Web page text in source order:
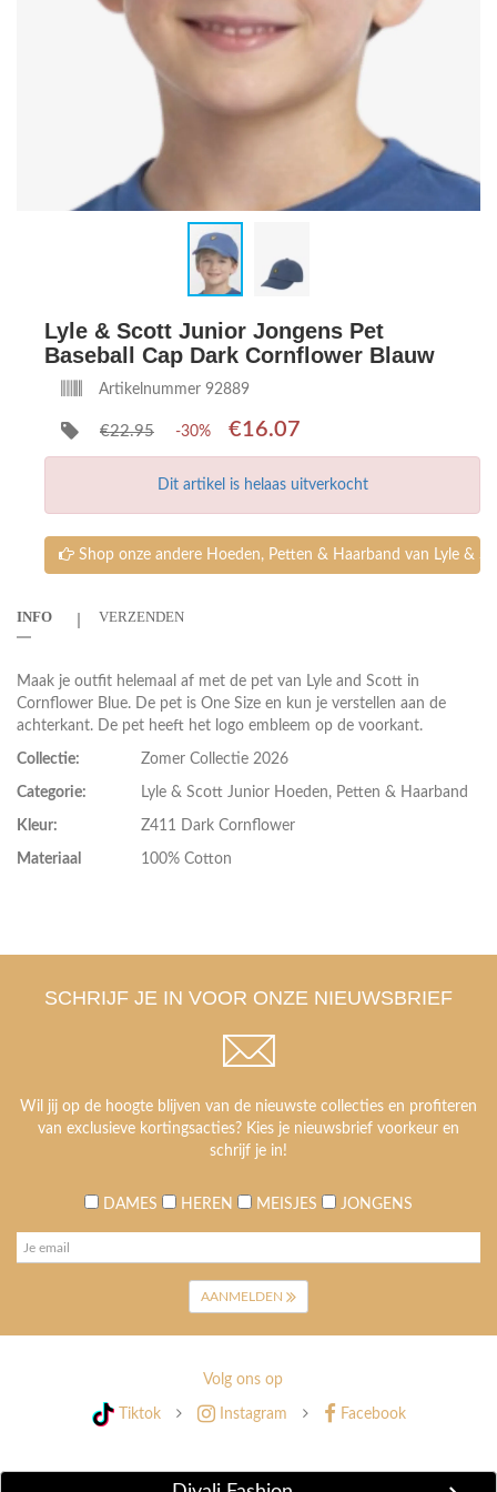
Lyle & Scott Junior Jongens Pet
Baseball Cap Dark Cornflower Blauw
Artikelnummer 92889
€22.95 -30% €16.07
Dit artikel is helaas uitverkocht
Shop onze andere Hoeden, Petten & Haarband van Lyle &
INFO VERZENDEN
Maak je outfit helemaal af met de pet van Lyle and Scott in
Cornflower Blue. De pet is One Size en kun je verstellen aan de
achterkant. De pet heeft het logo embleem op de voorkant.
Collectie: Zomer Collectie 2026
Categorie: Lyle & Scott Junior Hoeden, Petten & Haarband
Kleur: Z411 Dark Cornflower
Materiaal 100% Cotton
SCHRIJF JE IN VOOR ONZE NIEUWSBRIEF
Wil jij op de hoogte blijven van de nieuwste collecties en profiteren
van exclusieve kortingsacties? Kies je nieuwsbrief voorkeur en
schrijf je in!
DAMES HEREN MEISJES JONGENS
AANMELDEN
Volg ons op
Tiktok Instagram Facebook